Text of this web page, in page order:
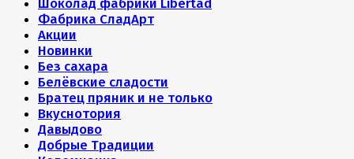
Шоколад фабрики Libertad
Фабрика СладАрт
Акции
Новинки
Без сахара
Белёвские сладости
Братец пряник и не только
Вкуснотория
Давыдово
Добрые Традиции